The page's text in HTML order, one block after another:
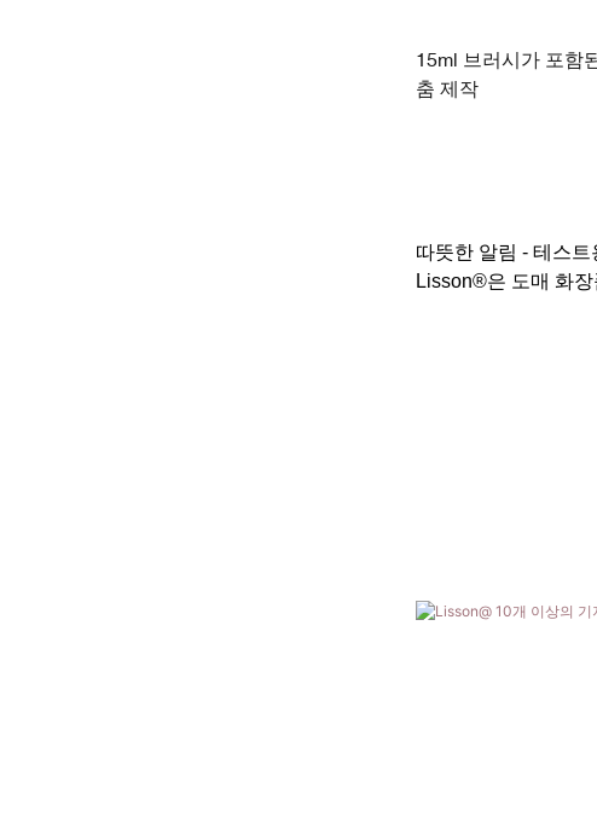
15ml 브러시가 포함
춤 제작
따뜻한 알림 - 테스
Lisson®은 도매 화